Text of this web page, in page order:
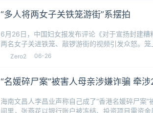
“多人将两女子关铁笼游街”系摆拍
6月26日，中国妇女报发布评论《对于宣扬封建
两名女子关进铁笼、敲锣游街的视频引发众怒。
女性关进铁
Zero2 06-26
“名媛碎尸案”被害人母亲涉嫌诈骗 牵
海南文昌人李昌业声称自己成了“香港名媛碎尸案
间里，张燕花以银行账户被冻结、投资项目需资